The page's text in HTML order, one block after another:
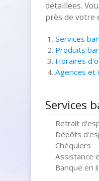
détaillées.
près de votre
Services
Produits
Horaires
Agences et
Services
Retrait
Dépôts
Chéquiers
Assistance
Banque en